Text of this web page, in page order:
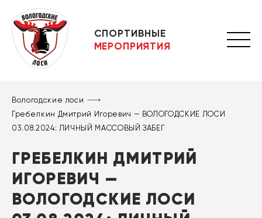
СПОРТИВНЫЕ
МЕРОПРИЯТИЯ
Вологодские лоси
Гребелкин Дмитрий Игоревич — ВОЛОГОДСКИЕ ЛОСИ
03.08.2024: ЛИЧНЫЙ МАССОВЫЙ ЗАБЕГ
ГРЕБЕЛКИН ДМИТРИЙ
ИГОРЕВИЧ —
ВОЛОГОДСКИЕ ЛОСИ